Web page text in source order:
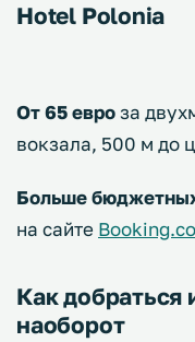
Hotel Polonia
От 65 евроза
вокзала, 500 м до
Больше
на сайте
Как добраться
наоборот